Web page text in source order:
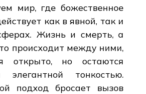
мир, где божественное
как в явной, так и
Жизнь и смерть, а
происходит между ними,
открыто, но остаются
элегантной тонкостью.
подход бросает вызов